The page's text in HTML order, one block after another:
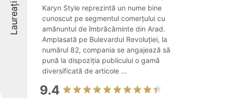
Laureați
Karyn Style reprezintă un nume bine
cunoscut pe segmentul comerțului cu
amănuntul de îmbrăcăminte din Arad.
Amplasată pe Bulevardul Revoluției, la
numărul 82, compania se angajează să
pună la dispoziția publicului o gamă
diversificată de articole ...
9.4